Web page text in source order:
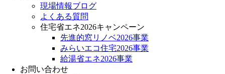
現場情報ブログ
よくある質問
住宅省エネ2026キャンペーン
先進的窓リノベ2026事業
みらいエコ住宅2026事業
給湯省エネ2026事業
お問い合わせ